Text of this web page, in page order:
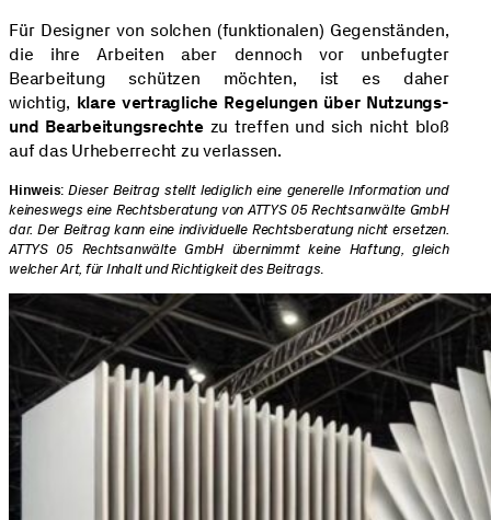
Für Designer von solchen (funktionalen) Gegenständen,
die ihre Arbeiten aber dennoch vor unbefugter
Bearbeitung schützen möchten, ist es daher
wichtig, klare vertragliche Regelungen über Nutzungs-
und Bearbeitungsrechtezu treffen und sich nicht bloß
auf das Urheberrecht zu verlassen.
Hinweis:Dieser Beitrag stellt lediglich eine generelle Information und
keineswegs eine Rechtsberatung von ATTYS 05 Rechtsanwälte GmbH
dar. Der Beitrag kann eine individuelle Rechtsberatung nicht ersetzen.
ATTYS 05 Rechtsanwälte GmbH übernimmt keine Haftung, gleich
welcher Art, für Inhalt und Richtigkeit des Beitrags.